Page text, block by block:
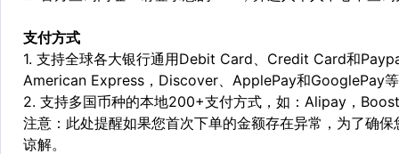
支付方式
1. 支持全球各大银行通用Debit Card、Credit Card和
American Express，Discover、ApplePay和GooglePay
2. 支持多国币种的本地200+支付方式，如：Alipay，
注意：此处提醒如果您首次下单的金额存在异常，为了确
谅解。